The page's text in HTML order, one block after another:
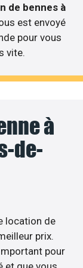
de bennes à
est envoyé
pour vous
vite.
à
de-
location de
prix.
pour